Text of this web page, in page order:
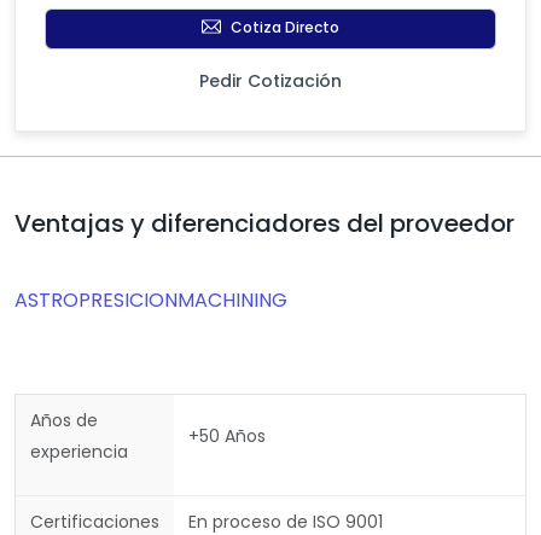
Cotiza Directo
Pedir Cotización
Ventajas y diferenciadores del proveedor
ASTROPRESICIONMACHINING
Años de
experiencia
+50 Años
Certificaciones En proceso de ISO 9001